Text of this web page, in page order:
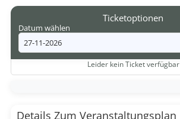
Ticketoptionen
Datum wählen
Leider kein Ticket verfügbar
Details Zum Veranstaltungsplan